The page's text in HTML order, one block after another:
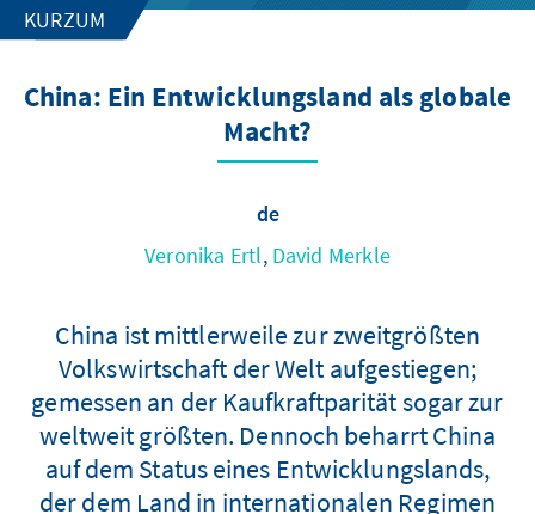
KURZUM
China: Ein Entwicklungsland als globale
Macht?
de
Veronika Ertl, David Merkle
China ist mittlerweile zur zweitgrößten
Volkswirtschaft der Welt aufgestiegen;
gemessen an der Kaufkraftparität sogar zur
weltweit größten. Dennoch beharrt China
auf dem Status eines Entwicklungslands,
der dem Land in internationalen Regimen